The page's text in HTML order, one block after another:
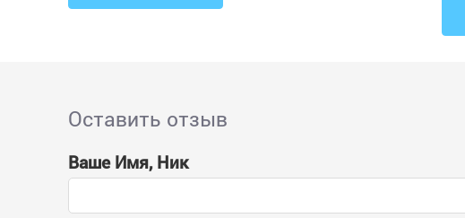
Оставить отзыв
Ваше Имя, Ник